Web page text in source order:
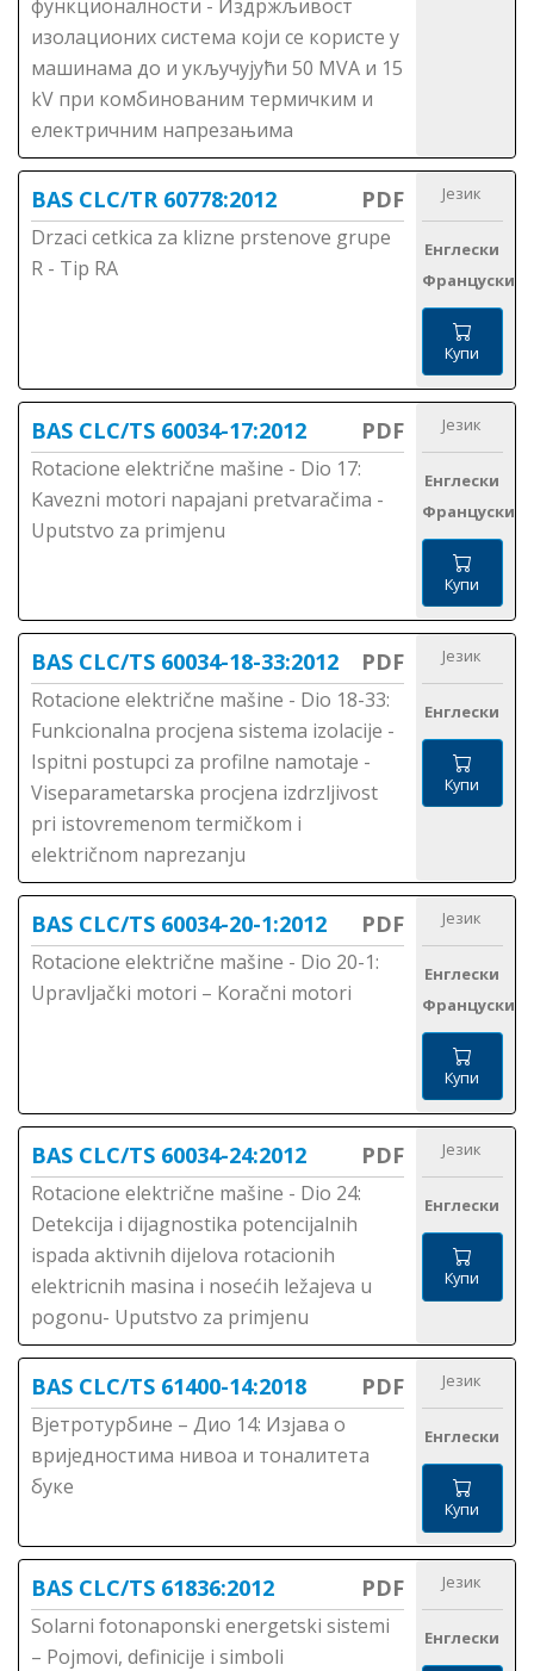
функционалности - Издржљивост
изолационих система који се користе у
машинама до и укључујући 50 MVA и 15
kV при комбинованим термичким и
електричним напрезањима
BAS CLC/TR 60778:2012 PDF
Drzaci cetkica za klizne prstenove grupe
R - Tip RA
Језик
Енглески
Француски
Купи
BAS CLC/TS 60034-17:2012 PDF
Rotacione električne mašine - Dio 17:
Kavezni motori napajani pretvaračima -
Uputstvo za primjenu
Језик
Енглески
Француски
Купи
BAS CLC/TS 60034-18-33:2012 PDF
Rotacione električne mašine - Dio 18-33:
Funkcionalna procjena sistema izolacije -
Ispitni postupci za profilne namotaje -
Viseparametarska procjena izdrzljivost
pri istovremenom termičkom i
električnom naprezanju
Језик
Енглески
Купи
BAS CLC/TS 60034-20-1:2012 PDF
Rotacione električne mašine - Dio 20-1:
Upravljački motori – Koračni motori
Језик
Енглески
Француски
Купи
BAS CLC/TS 60034-24:2012 PDF
Rotacione električne mašine - Dio 24:
Detekcija i dijagnostika potencijalnih
ispada aktivnih dijelova rotacionih
elektricnih masina i nosećih ležajeva u
pogonu- Uputstvo za primjenu
Језик
Енглески
Купи
BAS CLC/TS 61400-14:2018 PDF
Вјетротурбине – Дио 14: Изјава о
вриједностима нивоа и тоналитета
буке
Језик
Енглески
Купи
BAS CLC/TS 61836:2012 PDF
Solarni fotonaponski energetski sistemi
– Pojmovi, definicije i simboli
Језик
Енглески